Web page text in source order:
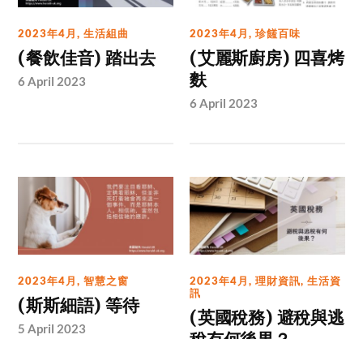
2023年4月,生活組曲
(餐飲佳音) 踏出去
6 April 2023
2023年4月,珍饈百味
(艾麗斯廚房) 四喜烤
麩
6 April 2023
2023年4月,智慧之窗
(斯斯細語) 等待
5 April 2023
2023年4月,理財資訊,生活資
訊
(英國稅務) 避稅與逃